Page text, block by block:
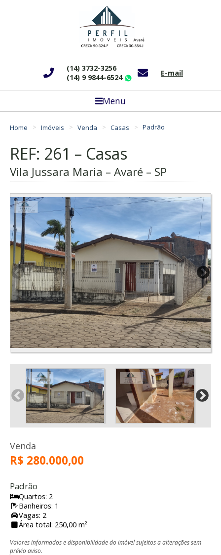
(14) 3732-3256
(14) 9 9844-6524
WhatsApp
E-mail
Menu
Home Imóveis Venda Casas Padrão
REF: 261 – Casas
Vila Jussara Maria – Avaré – SP
Venda
R$ 280.000,00
Padrão
Quartos: 2
Banheiros: 1
Vagas: 2
Área total: 250,00 m²
Valores informados e disponibilidade do imóvel sujeitos a alterações sem
prévio aviso.